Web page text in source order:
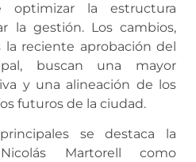
la estructura
la gestión. Los cambios,
reciente aprobación del
buscan una mayor
y una alineación de los
futuros de la ciudad.
se destaca la
Martorell como